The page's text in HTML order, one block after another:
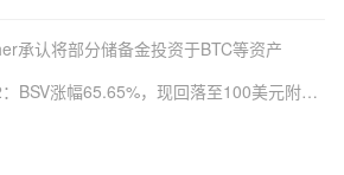
承认将部分储备金投资于BTC等资产
下一篇：火星晨报0522：BSV涨幅65.65%，现回落至100美元附近；BNB突破30美元大关；比特币衍生品交易所的交易量创下纪录